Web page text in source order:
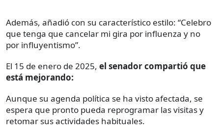
Además, añadió con su característico estilo: “Celebro
que tenga que cancelar mi gira por influenza y no
por influyentismo”.
El 15 de enero de 2025, el senador compartió que
está mejorando:
Aunque su agenda política se ha visto afectada, se
espera que pronto pueda reprogramar las visitas y
retomar sus actividades habituales.